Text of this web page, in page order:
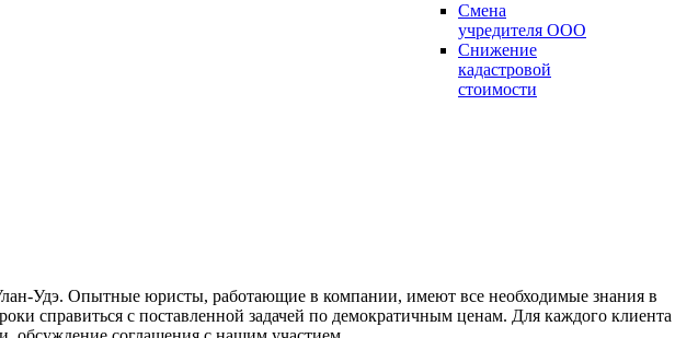
Смена
учредителя ООО
Снижение
кадастровой
стоимости
Удэ. Опытные юристы, работающие в компании, имеют все необходимые знания в
справиться с поставленной задачей по демократичным ценам. Для каждого клиента